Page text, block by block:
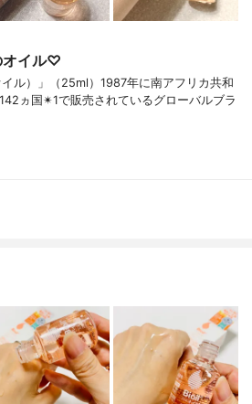
オイル♡
ル）」（25ml）1987年に南アフリカ共和
ヵ国✴︎1で販売されているグローバルブラ